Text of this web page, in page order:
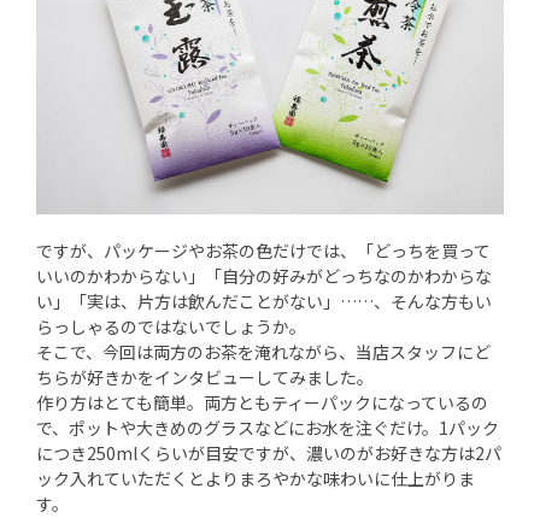
ですが、パッケージやお茶の色だけでは、「どっちを買って
いいのかわからない」「自分の好みがどっちなのかわからな
い」「実は、片方は飲んだことがない」……、そんな方もい
らっしゃるのではないでしょうか。
そこで、今回は両方のお茶を淹れながら、当店スタッフにど
ちらが好きかをインタビューしてみました。
作り方はとても簡単。両方ともティーパックになっているの
で、ポットや大きめのグラスなどにお水を注ぐだけ。1パック
につき250mlくらいが目安ですが、濃いのがお好きな方は2パ
ック入れていただくとよりまろやかな味わいに仕上がりま
す。